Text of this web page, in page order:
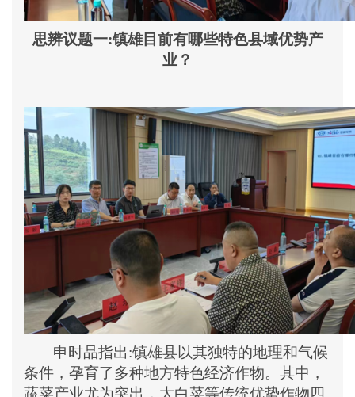
思辨议题一:镇雄目前有哪些特色县域优势产
业？
申时品指出:镇雄县以其独特的地理和气候
条件，孕育了多种地方特色经济作物。其中，
蔬菜产业尤为突出，大白菜等传统优势作物四